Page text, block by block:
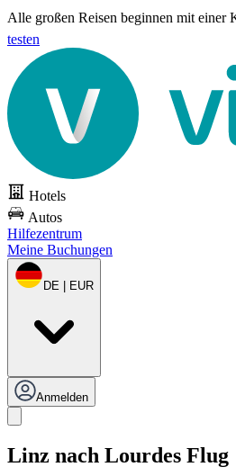
Alle großen Reisen beginnen mit einer
testen
Hotels
Autos
Hilfezentrum
Meine Buchungen
DE | EUR
Anmelden
Linz nach Lourdes Flug